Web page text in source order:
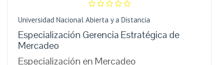
Universidad Nacional Abierta y a Distancia
Especialización Gerencia Estratégica de
Mercadeo
Especialización en Mercadeo